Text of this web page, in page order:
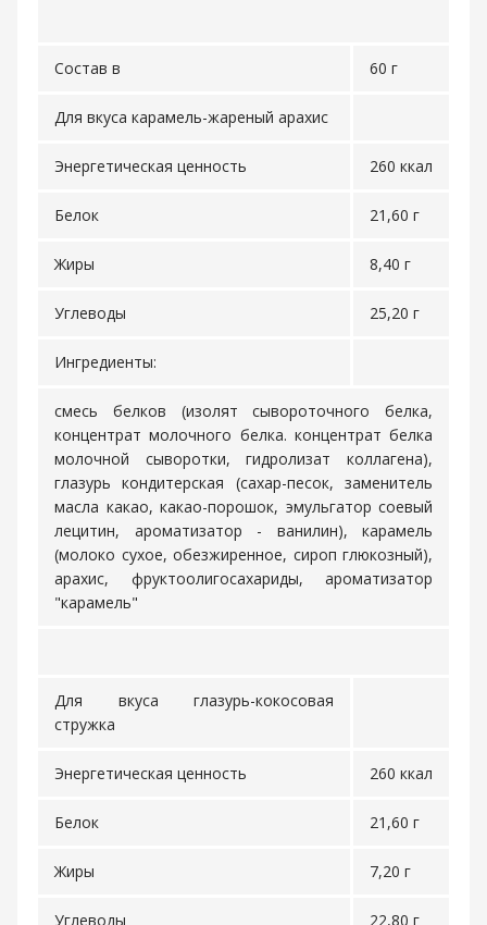
Состав в 60 г
Для вкуса карамель-жареный арахис
Энергетическая ценность 260 ккал
Белок 21,60 г
Жиры 8,40 г
Углеводы 25,20 г
Ингредиенты:
смесь белков (изолят сывороточного белка,
концентрат молочного белка. концентрат белка
молочной сыворотки, гидролизат коллагена),
глазурь кондитерская (сахар-песок, заменитель
масла какао, какао-порошок, эмульгатор соевый
лецитин, ароматизатор - ванилин), карамель
(молоко сухое, обезжиренное, сироп глюкозный),
арахис, фруктоолигосахариды, ароматизатор
"карамель"
Для вкуса глазурь-кокосовая
стружка
Энергетическая ценность 260 ккал
Белок 21,60 г
Жиры 7,20 г
Углеводы 22,80 г